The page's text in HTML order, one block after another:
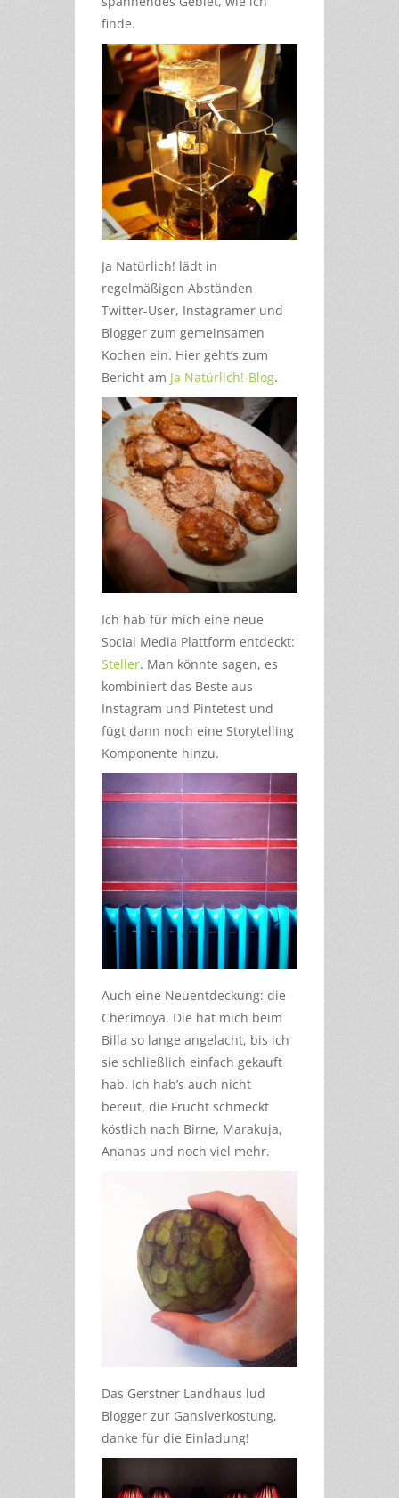
finde.
Ja Natürlich! lädt in
regelmäßigen Abständen
Twitter-User, Instagramer und
Blogger zum gemeinsamen
Kochen ein. Hier geht’s zum
Bericht am Ja Natürlich!-Blog.
Ich hab für mich eine neue
Social Media Plattform entdeckt:
Steller. Man könnte sagen, es
kombiniert das Beste aus
Instagram und Pintetest und
fügt dann noch eine Storytelling
Komponente hinzu.
Auch eine Neuentdeckung: die
Cherimoya. Die hat mich beim
Billa so lange angelacht, bis ich
sie schließlich einfach gekauft
hab. Ich hab’s auch nicht
bereut, die Frucht schmeckt
köstlich nach Birne, Marakuja,
Ananas und noch viel mehr.
Das Gerstner Landhaus lud
Blogger zur Ganslverkostung,
danke für die Einladung!